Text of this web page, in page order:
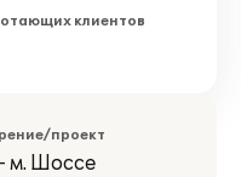
клиентов
проект
м. Шоссе